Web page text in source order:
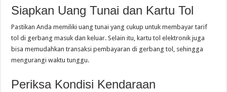
Siapkan Uang Tunai dan Kartu Tol
Pastikan Anda memiliki uang tunai yang cukup untuk membayar tarif
tol di gerbang masuk dan keluar. Selain itu, kartu tol elektronik juga
bisa memudahkan transaksi pembayaran di gerbang tol, sehingga
mengurangi waktu tunggu.
Periksa Kondisi Kendaraan